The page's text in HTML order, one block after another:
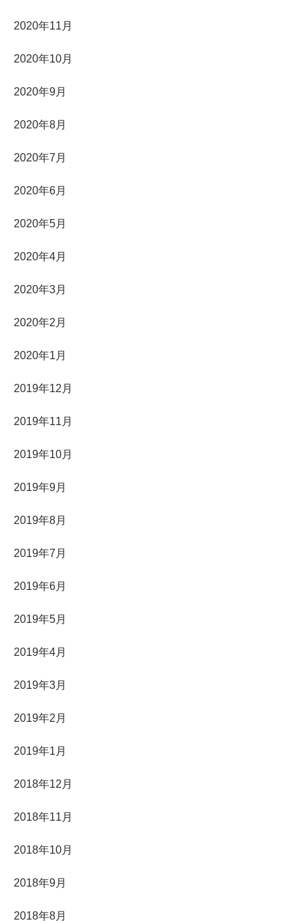
2020年11月
2020年10月
2020年9月
2020年8月
2020年7月
2020年6月
2020年5月
2020年4月
2020年3月
2020年2月
2020年1月
2019年12月
2019年11月
2019年10月
2019年9月
2019年8月
2019年7月
2019年6月
2019年5月
2019年4月
2019年3月
2019年2月
2019年1月
2018年12月
2018年11月
2018年10月
2018年9月
2018年8月